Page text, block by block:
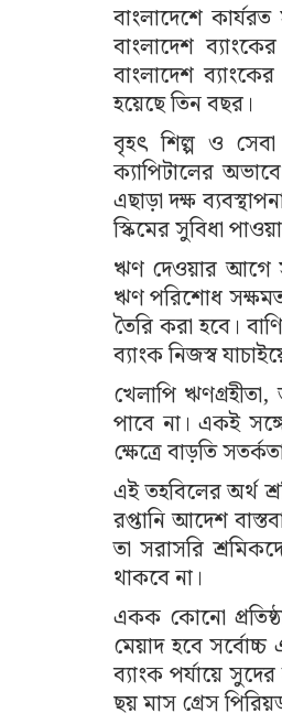
বাংলাদেশে
বাংলাদেশ
বাংলাদেশ
হয়েছে তিন বছর।
বৃহৎ শিল্প ও সেবা
ক্যাপিটালের
এছাড়া দক্ষ
স্কিমের সুবিধা
ঋণ দেওয়ার আগে
ঋণ পরিশোধ
তৈরি করা হবে।
ব্যাংক নিজস্ব
খেলাপি
পাবে না। একই
ক্ষেত্রে বাড়তি
এই তহবিলের অর্থ
রপ্তানি আদেশ
তা সরাসরি
থাকবে না।
একক কোনো
মেয়াদ হবে
ব্যাংক পর্যায়ে
ছয় মাস গ্রেস